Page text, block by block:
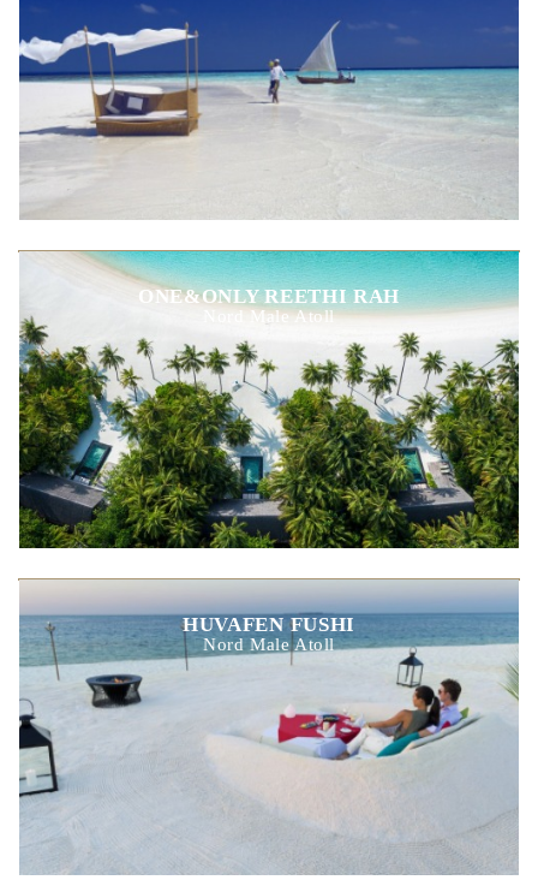
ONE&ONLY REETHI RAH
Nord Male Atoll
HUVAFEN FUSHI
Nord Male Atoll